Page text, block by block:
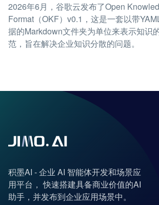
2026年6月，谷歌云发布了Open
Format（OKF）v0.1，这是一套以带
据的Markdown文件夹为单位来表示知识
范，旨在解决企业知识分散的问题。
积墨AI - 企业 AI 智能体开发和场景应
用平台， 快速搭建具备商业价值的AI
助手，并发布到企业应用场景中。